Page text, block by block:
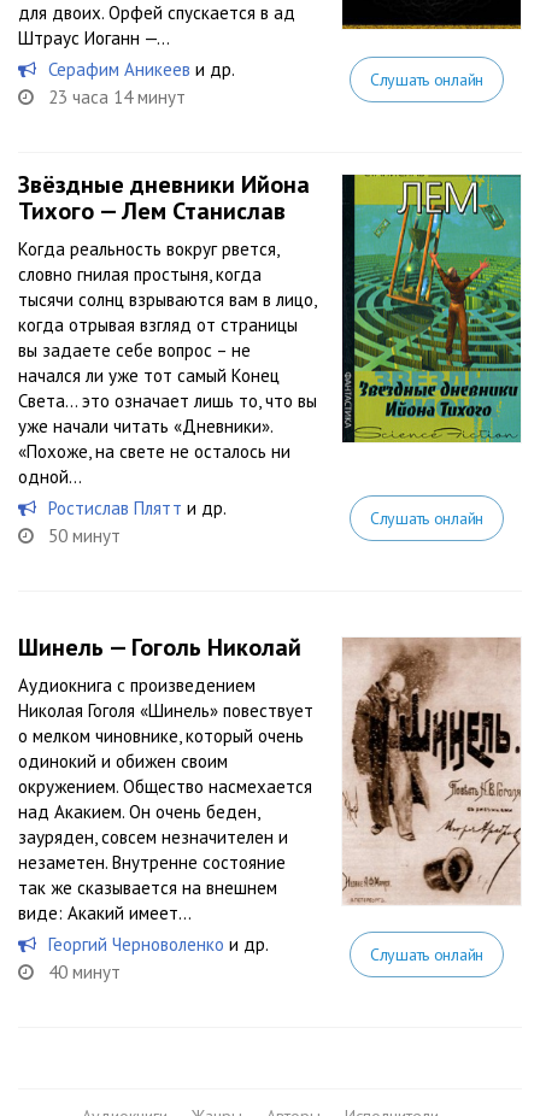
для двоих. Орфей спускается в ад
Штраус Иоганн —...
Серафим Аникеев и др.
23 часа 14 минут
Слушать онлайн
Звёздные дневники Ийона
Тихого — Лем Станислав
Когда реальность вокруг рвется,
словно гнилая простыня, когда
тысячи солнц взрываются вам в лицо,
когда отрывая взгляд от страницы
вы задаете себе вопрос – не
начался ли уже тот самый Конец
Света… это означает лишь то, что вы
уже начали читать «Дневники».
«Похоже, на свете не осталось ни
одной...
Ростислав Плятт и др.
50 минут
Слушать онлайн
Шинель — Гоголь Николай
Аудиокнига с произведением
Николая Гоголя «Шинель» повествует
о мелком чиновнике, который очень
одинокий и обижен своим
окружением. Общество насмехается
над Акакием. Он очень беден,
зауряден, совсем незначителен и
незаметен. Внутренне состояние
так же сказывается на внешнем
виде: Акакий имеет...
Георгий Черноволенко и др.
40 минут
Слушать онлайн